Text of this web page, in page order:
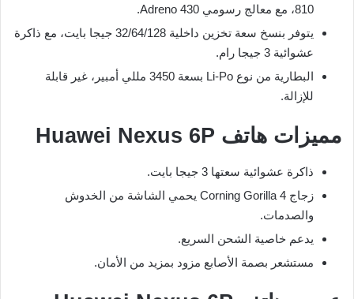
810، مع معالج رسومي Adreno 430.
يتوفر بنسخ سعة تخزين داخلية 32/64/128 جيجا بايت، مع ذاكرة
عشوائية 3 جيجا رام.
البطارية من نوع Li-Po بسعة 3450 مللي أمبير، غير قابلة
للإزالة.
مميزات هاتف Huawei Nexus 6P
ذاكرة عشوائية سعتها 3 جيجا بايت.
زجاج Corning Gorilla 4 يحمي الشاشة من الخدوش
والصدمات.
يدعم خاصية الشحن السريع.
مستشعر بصمة الأصابع مزود بمزيد من الأمان.